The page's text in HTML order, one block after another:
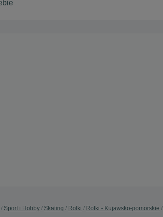
Sport i Hobby Skating Rolki Rolki - Kujawsko-pomorskie